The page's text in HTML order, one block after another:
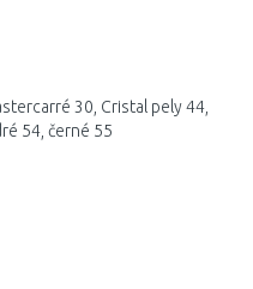
30, Cristal pely 44,
54, černé 55